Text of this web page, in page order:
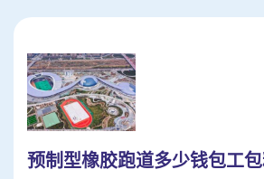
预制型橡胶跑道多少钱包工